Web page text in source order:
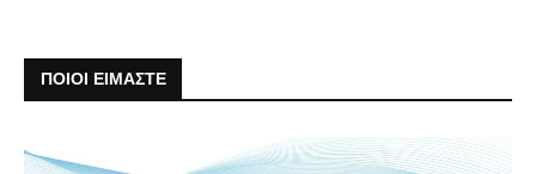
ΠΟΙΟΙ ΕΙΜΑΣΤΕ